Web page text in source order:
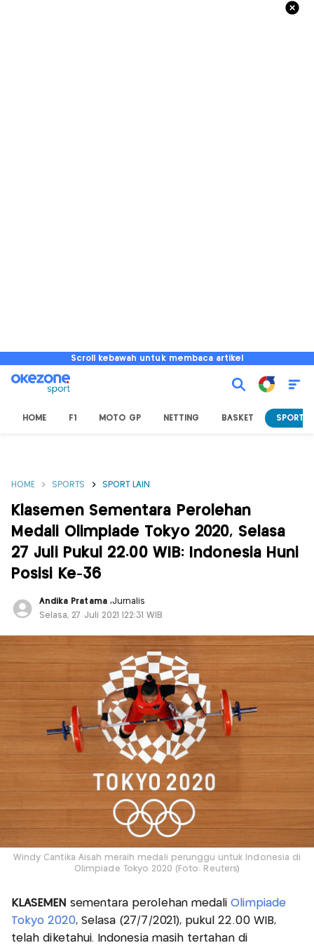
Scroll kebawah untuk membaca artikel
HOME F1 MOTO GP NETTING BASKET SPORT
HOME SPORTS SPORT LAIN
Klasemen Sementara Perolehan
Medali Olimpiade Tokyo 2020, Selasa
27 Juli Pukul 22.00 WIB: Indonesia Huni
Posisi Ke-36
Andika Pratama ,Jurnalis
Selasa, 27 Juli 2021 |22:31 WIB
Windy Cantika Aisah meraih medali perunggu untuk Indonesia di
Olimpiade Tokyo 2020 (Foto: Reuters)
KLASEMEN sementara perolehan medaliOlimpiade
Tokyo 2020, Selasa (27/7/2021), pukul 22.00 WIB,
telah diketahui. Indonesia masih tertahan di